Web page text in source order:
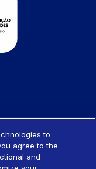
to
agree to the
and